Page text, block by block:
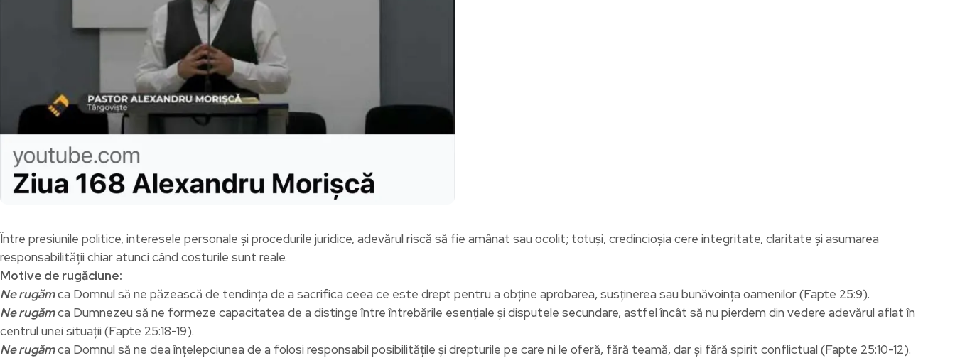
Între presiunile politice, interesele personale și procedurile juridice, adevărul riscă să fie amânat sau ocolit; totuși, credincioșia cere integritate, claritate și asumarea
responsabilității chiar atunci când costurile sunt reale.
Motive de rugăciune:
Ne rugămca Domnul să ne păzească de tendința de a sacrifica ceea ce este drept pentru a obține aprobarea, susținerea sau bunăvoința oamenilor (Fapte 25:9).
Ne rugămca Dumnezeu să ne formeze capacitatea de a distinge între întrebările esențiale și disputele secundare, astfel încât să nu pierdem din vedere adevărul aflat în
centrul unei situații (Fapte 25:18-19).
Ne rugămca Domnul să ne dea înțelepciunea de a folosi responsabil posibilitățile și drepturile pe care ni le oferă, fără teamă, dar și fără spirit conflictual (Fapte 25:10-12).